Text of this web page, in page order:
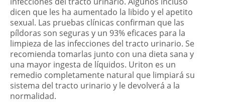
dicen que les ha aumentado la libido y el apetito
sexual. Las pruebas clínicas confirman que las
píldoras son seguras y un 93% eficaces para la
limpieza de las infecciones del tracto urinario. Se
recomienda tomarlas junto con una dieta sana y
una mayor ingesta de líquidos. Uriton es un
remedio completamente natural que limpiará su
sistema del tracto urinario y le devolverá a la
normalidad.